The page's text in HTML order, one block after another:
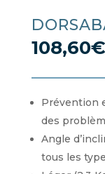
108,60€
Prévention
des
Angle
tous les